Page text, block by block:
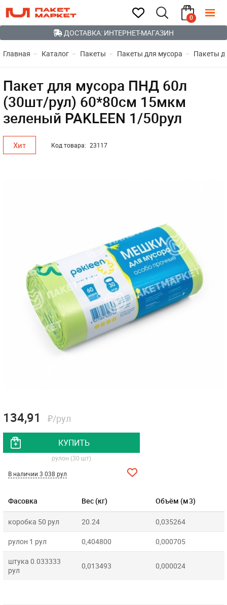
0
ДОСТАВКА: ИНТЕРНЕТ-МАГАЗИН
Главная Каталог Пакеты Пакеты для мусора Пакеты
Пакет для мусора ПНД 60л
(30шт/рул) 60*80см 15мкм
зеленый PAKLEEN 1/50рул
Хит Код товара: 23117
Фасовка Вес (кг) Объём (м3)
коробка 50 рул 20.24 0,035264
рулон 1 рул 0,404800 0,000705
штука 0.033333
рул
0,013493 0,000024
134,91 ₽/рул
КУПИТЬ
рулон (30 шт)
В наличии 3 038 рул